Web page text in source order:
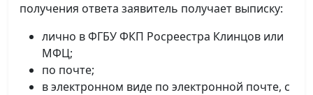
получения ответа заявитель получает выписку:
лично в ФГБУ ФКП Росреестра Клинцов или
МФЦ;
по почте;
в электронном виде по электронной почте, с